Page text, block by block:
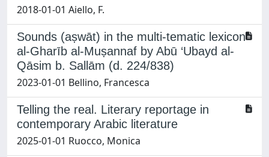
2018-01-01 Aiello, F.
Sounds (aṣwāt) in the multi-tematic lexicon
al-Gharīb al-Muṣannaf by Abū ‘Ubayd al-
Qāsim b. Sallām (d. 224/838)
2023-01-01 Bellino, Francesca
Telling the real. Literary reportage in
contemporary Arabic literature
2025-01-01 Ruocco, Monica